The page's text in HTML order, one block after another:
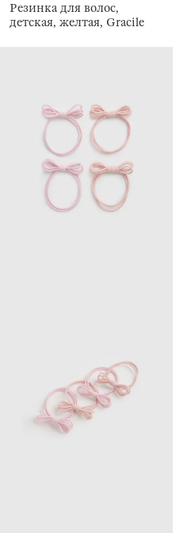
Резинка для волос,
детская, желтая, Gracile